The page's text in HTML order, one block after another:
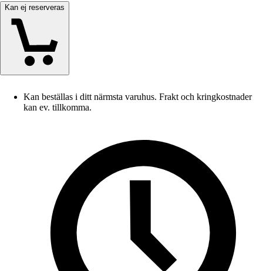
Kan ej reserveras
Kan beställas i ditt närmsta varuhus. Frakt och kringkostnader
kan ev. tillkomma.